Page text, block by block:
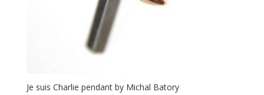
Je suis Charlie pendant by Michal Batory